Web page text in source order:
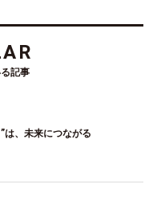
記事
は、未来につながる